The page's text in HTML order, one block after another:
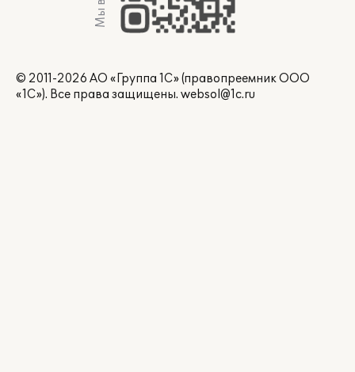
© 2011-2026 АО «Группа 1С» (правопреемник ООО
«1С»). Все права защищены. websol@1c.ru